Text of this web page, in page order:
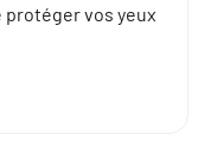
vos yeux